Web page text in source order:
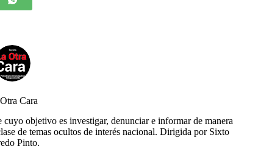
Cara
objetivo es investigar, denunciar e informar de manera
de temas ocultos de interés nacional. Dirigida por Sixto
Pinto.